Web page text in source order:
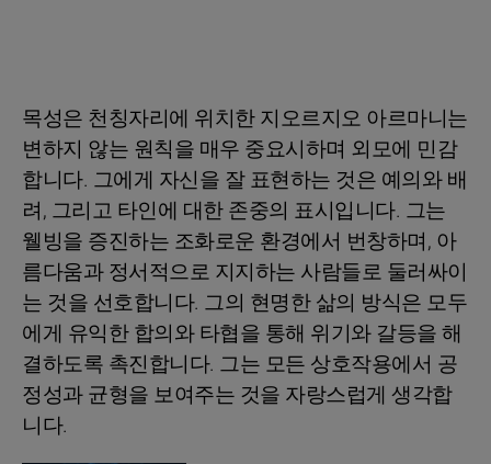
목성은 천칭자리에 위치한 지오르지오 아르마니는
변하지 않는 원칙을 매우 중요시하며 외모에 민감
합니다. 그에게 자신을 잘 표현하는 것은 예의와 배
려, 그리고 타인에 대한 존중의 표시입니다. 그는
웰빙을 증진하는 조화로운 환경에서 번창하며, 아
름다움과 정서적으로 지지하는 사람들로 둘러싸이
는 것을 선호합니다. 그의 현명한 삶의 방식은 모두
에게 유익한 합의와 타협을 통해 위기와 갈등을 해
결하도록 촉진합니다. 그는 모든 상호작용에서 공
정성과 균형을 보여주는 것을 자랑스럽게 생각합
니다.